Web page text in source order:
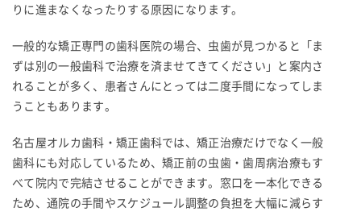
りに進まなくなったりする原因になります。
一般的な矯正専門の歯科医院の場合、虫歯が見つかると「ま
ずは別の一般歯科で治療を済ませてきてください」と案内さ
れることが多く、患者さんにとっては二度手間になってしま
うこともあります。
名古屋オルカ歯科・矯正歯科では、矯正治療だけでなく一般
歯科にも対応しているため、矯正前の虫歯・歯周病治療もす
べて院内で完結させることができます。窓口を一本化できる
ため、通院の手間やスケジュール調整の負担を大幅に減らす